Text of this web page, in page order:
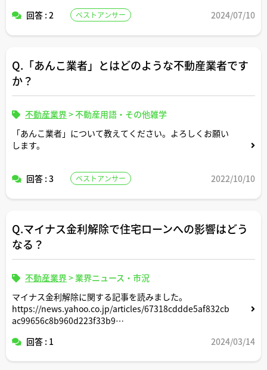
回答 : 2
ベストアンサー 2024/07/10
Q.「あんこ業者」とはどのような不動産業者です
か？
不動産業界>不動産用語・その他雑学
「あんこ業者」について教えてください。よろしくお願い
します。
回答 : 3 ベストアンサー 2022/10/10
Q.マイナス金利解除で住宅ローンへの影響はどう
なる？
不動産業界> 業界ニュース・市況
マイナス金利解除に関する記事を読みました。
https://news.yahoo.co.jp/articles/67318cddde5af832cb
ac99656c8b960d223f33b9
回答 : 1 2024/03/14